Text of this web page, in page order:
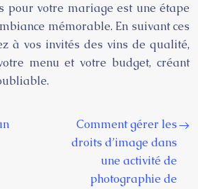
pour votre mariage est une étape
mémorable. En suivant ces
à vos invités des vins de qualité,
menu et votre budget, créant
Comment gérer les
droits d’image dans
une activité de
photographie de